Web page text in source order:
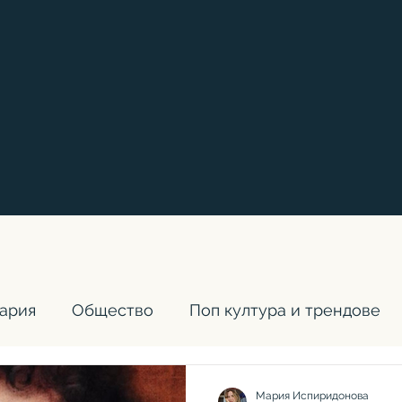
Общество Поп култура и трендове
Мария Испиридонова